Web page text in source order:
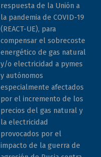
respuesta de la Unión a
la pandemia de COVID-19
(REACT-UE), para
compensar el sobrecoste
energético de gas natural
y/o electricidad a pymes
y autónomos
especialmente afectados
por el incremento de los
precios del gas natural y
la electricidad
provocados por el
impacto de la guerra de